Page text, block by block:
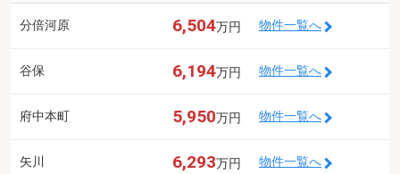
分倍河原 6,504万円 物件一覧へ
谷保 6,194万円 物件一覧へ
府中本町 5,950万円 物件一覧へ
矢川 6,293万円 物件一覧へ